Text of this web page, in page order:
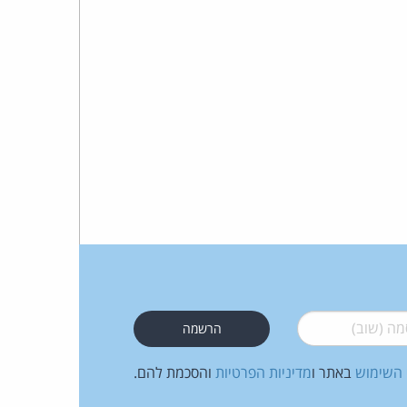
(שוב)*
השימוש באתר ומדיניות הפרטיות והסכמת להם.